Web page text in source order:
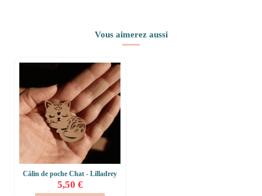
Vous aimerez aussi
Câlin de poche Chat - Lilladrey
5,50 €